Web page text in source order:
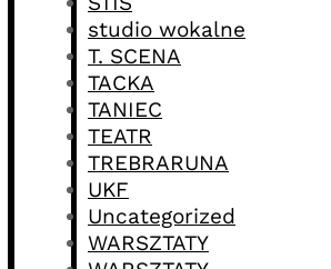
studio wokalne
T. SCENA
TACKA
TANIEC
TEATR
TREBRARUNA
UKF
Uncategorized
WARSZTATY